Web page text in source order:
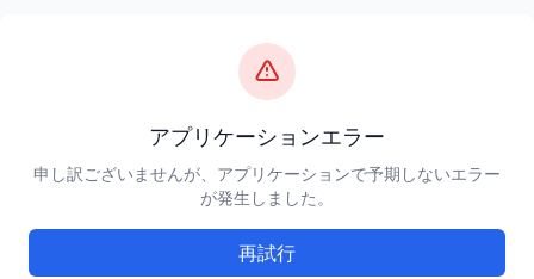
アプリケーションエラー
申し訳ございませんが、アプリケーションで予期しないエラー
が発生しました。
再試行